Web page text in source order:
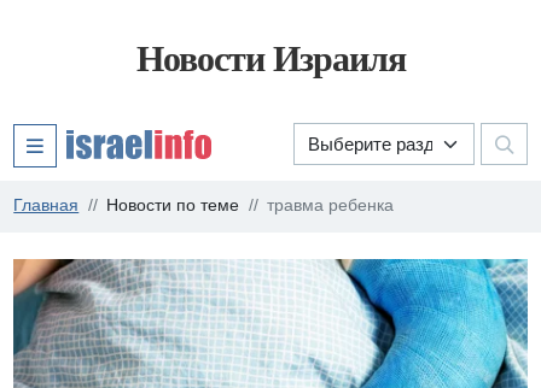
Новости Израиля
Главная Новости по теме травма ребенка